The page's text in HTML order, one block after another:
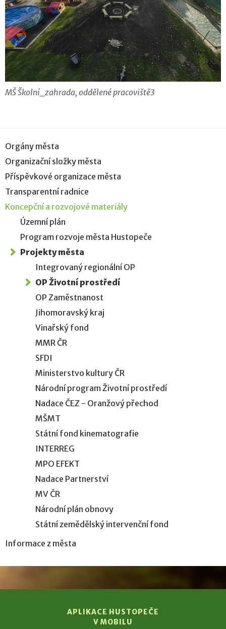
MŠ Školní_zahrada, oddělené pracoviště3
Orgány města
Organizační složky města
Příspěvkové organizace města
Transparentní radnice
Koncepční a rozvojové materiály
Územní plán
Program rozvoje města Hustopeče
Projekty města
Integrovaný regionální OP
OP Životní prostředí
OP Zaměstnanost
Jihomoravský kraj
Vinařský fond
MMR ČR
SFDI
Ministerstvo kultury ČR
Národní program Životní prostředí
Nadace ČEZ - Oranžový přechod
MŠMT
Státní fond kinematografie
INTERREG
MPO EFEKT
Nadace Partnerství
MV ČR
Národní plán obnovy
Státní zemědělský intervenční fond
Informace z města
APLIKACE HUSTOPEČE
V MOBILU